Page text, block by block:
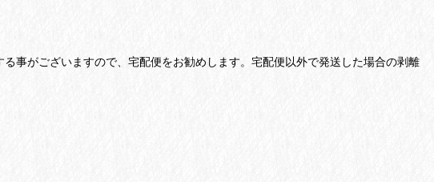
事がございますので、宅配便をお勧めします。宅配便以外で発送した場合の剥離